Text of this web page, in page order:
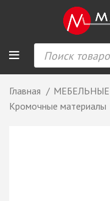
Главная
Кромочные материалы